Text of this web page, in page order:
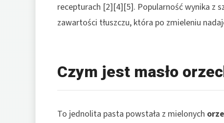
recepturach [2][4][5]. Popularność wynika z
zawartości tłuszczu, która po zmieleniu
Czym jest masło
To jednolita pasta powstała z mielonych